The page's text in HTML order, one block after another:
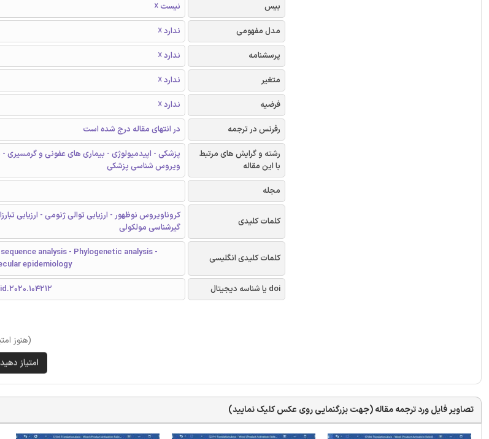
بیس
نیست ☓
مدل مفهومی
ندارد ☓
پرسشنامه
ندارد ☓
متغیر
ندارد ☓
فرضیه
ندارد ☓
رفرنس در ترجمه
در انتهای مقاله درج شده است
رشته و گرایش های مرتبط
با این مقاله
پزشکی - اپیدمیولوژی - بیماری های عفونی و گرمسیری
ویروس شناسی پزشکی
مجله
کلمات کلیدی
کروناویروس نوظهور - ارزیابی توالی ژنومی - ارزیابی
گیرشناسی مولکولی
کلمات کلیدی انگلیسی
analysis - Phylogenetic analysis -
epidemiology
doi یا شناسه دیجیتال
(هنوز
تصاویر فایل ورد ترجمه مقاله (جهت بزرگنمایی روی عکس کلیک نمایید)